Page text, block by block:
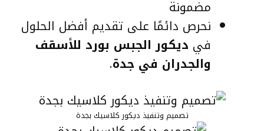
مضمونة
نحرص دائمًا على تقديم أفضل الحلول
في ديكور الجبس بورد للأسقف
والجدران في جدة.
تصميم وتنفيذ ديكور كلاسيك بجدة